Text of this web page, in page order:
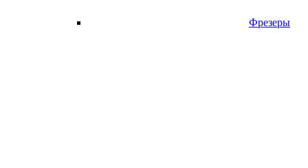
Фрезеры